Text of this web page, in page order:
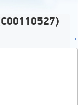
→